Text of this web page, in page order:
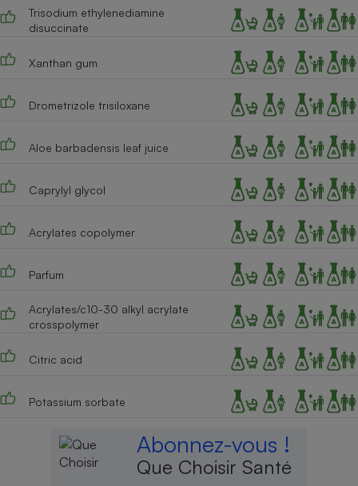
Trisodium ethylenediamine
disuccinate
Xanthan gum
Drometrizole trisiloxane
Aloe barbadensis leaf juice
Caprylyl glycol
Acrylates copolymer
Parfum
Acrylates/c10-30 alkyl acrylate
crosspolymer
Citric acid
Potassium sorbate
Abonnez-vous !
Que Choisir Santé